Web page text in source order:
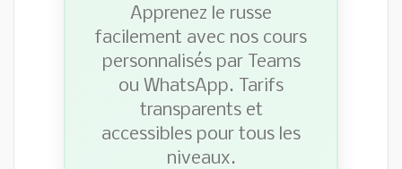
Apprenez le russe
facilement avec nos cours
personnalisés par Teams
ou WhatsApp. Tarifs
transparents et
accessibles pour tous les
niveaux.